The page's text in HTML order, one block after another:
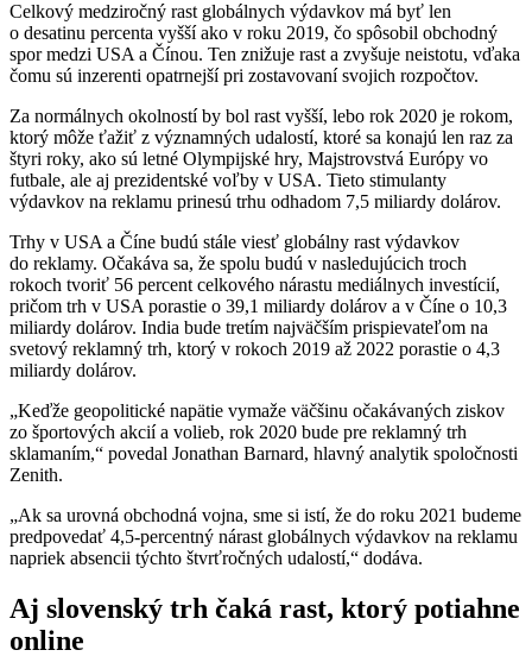
Celkový medziročný rast globálnych výdavkov má byť len
o desatinu percenta vyšší ako v roku 2019, čo spôsobil obchodný
spor medzi USA a Čínou. Ten znižuje rast a zvyšuje neistotu, vďaka
čomu sú inzerenti opatrnejší pri zostavovaní svojich rozpočtov.
Za normálnych okolností by bol rast vyšší, lebo rok 2020 je rokom,
ktorý môže ťažiť z významných udalostí, ktoré sa konajú len raz za
štyri roky, ako sú letné Olympijské hry, Majstrovstvá Európy vo
futbale, ale aj prezidentské voľby v USA. Tieto stimulanty
výdavkov na reklamu prinesú trhu odhadom 7,5 miliardy dolárov.
Trhy v USA a Číne budú stále viesť globálny rast výdavkov
do reklamy. Očakáva sa, že spolu budú v nasledujúcich troch
rokoch tvoriť 56 percent celkového nárastu mediálnych investícií,
pričom trh v USA porastie o 39,1 miliardy dolárov a v Číne o 10,3
miliardy dolárov. India bude tretím najväčším prispievateľom na
svetový reklamný trh, ktorý v rokoch 2019 až 2022 porastie o 4,3
miliardy dolárov.
„Keďže geopolitické napätie vymaže väčšinu očakávaných ziskov
zo športových akcií a volieb, rok 2020 bude pre reklamný trh
sklamaním,“ povedal Jonathan Barnard, hlavný analytik spoločnosti
Zenith.
„Ak sa urovná obchodná vojna, sme si istí, že do roku 2021 budeme
predpovedať 4,5-percentný nárast globálnych výdavkov na reklamu
napriek absencii týchto štvrťročných udalostí,“ dodáva.
Aj slovenský trh čaká rast, ktorý potiahne
online